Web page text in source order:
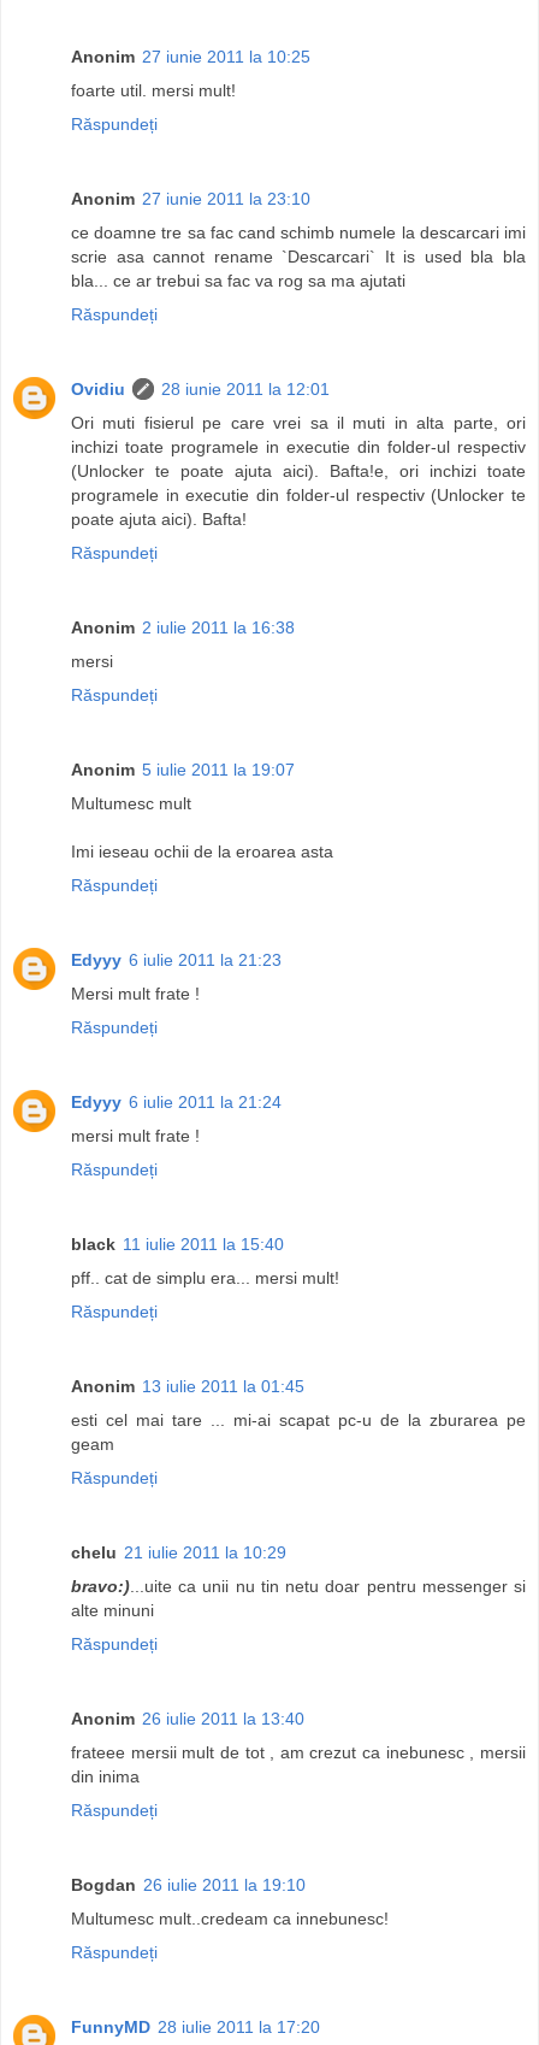
Anonim 27 iunie 2011 la 10:25
foarte util. mersi mult!
Răspundeți
Anonim 27 iunie 2011 la 23:10
ce doamne tre sa fac cand schimb numele la descarcari imi
scrie asa cannot rename `Descarcari` It is used bla bla
bla... ce ar trebui sa fac va rog sa ma ajutati
Răspundeți
Ovidiu
28 iunie 2011 la 12:01
Ori muti fisierul pe care vrei sa il muti in alta parte, ori
inchizi toate programele in executie din folder-ul respectiv
(Unlocker te poate ajuta aici). Bafta!e, ori inchizi toate
programele in executie din folder-ul respectiv (Unlocker te
poate ajuta aici). Bafta!
Răspundeți
Anonim 2 iulie 2011 la 16:38
mersi
Răspundeți
Anonim 5 iulie 2011 la 19:07
Multumesc mult
Imi ieseau ochii de la eroarea asta
Răspundeți
Edyyy 6 iulie 2011 la 21:23
Mersi mult frate !
Răspundeți
Edyyy 6 iulie 2011 la 21:24
mersi mult frate !
Răspundeți
black 11 iulie 2011 la 15:40
pff.. cat de simplu era... mersi mult!
Răspundeți
Anonim 13 iulie 2011 la 01:45
esti cel mai tare ... mi-ai scapat pc-u de la zburarea pe
geam
Răspundeți
chelu 21 iulie 2011 la 10:29
bravo:)...uite ca unii nu tin netu doar pentru messenger si
alte minuni
Răspundeți
Anonim 26 iulie 2011 la 13:40
frateee mersii mult de tot , am crezut ca inebunesc , mersii
din inima
Răspundeți
Bogdan 26 iulie 2011 la 19:10
Multumesc mult..credeam ca innebunesc!
Răspundeți
FunnyMD 28 iulie 2011 la 17:20